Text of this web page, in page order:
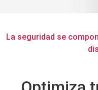
La seguridad se